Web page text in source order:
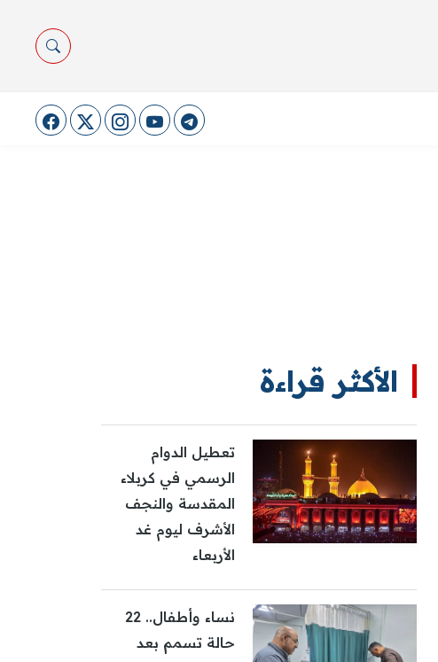
الأكثر قراءة
تعطيل الدوام
الرسمي في كربلاء
المقدسة والنجف
الأشرف ليوم غد
الأربعاء
نساء وأطفال.. 22
حالة تسمم بعد